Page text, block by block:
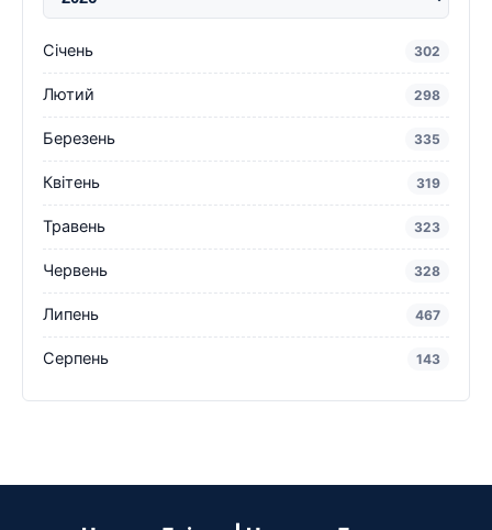
Січень 302
Лютий 298
Березень 335
Квітень 319
Травень 323
Червень 328
Липень 467
Серпень 143